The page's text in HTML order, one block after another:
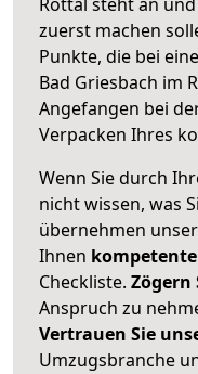
zuerst machen
Punkte, die bei
Bad Griesbach im
Angefangen bei
Verpacken Ihres
Wenn Sie durch
nicht wissen, was
übernehmen
Ihnen
Checkliste. Zögern
Anspruch zu
Vertrauen Sie
Umzugsbranche